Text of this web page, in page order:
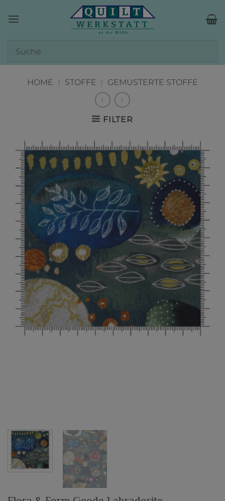
Inhalt
HOME | STOFFE | GEMUSTERTE STOFFE
FILTER